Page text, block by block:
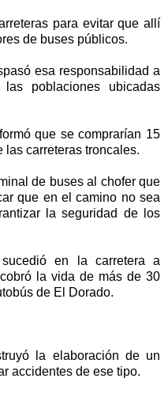
para evitar que allí
de buses públicos.
esa responsabilidad a
poblaciones ubicadas
que se comprarían 15
las carreteras troncales.
de buses al chofer que
que en el camino no sea
la seguridad de los
en la carretera a
la vida de más de 30
de El Dorado.
la elaboración de un
accidentes de ese tipo.